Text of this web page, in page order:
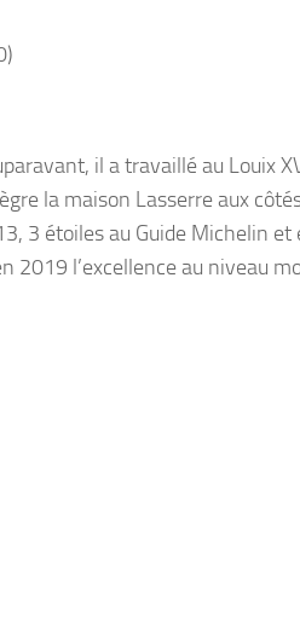
il a travaillé au Louix
la maison Lasserre aux
3 étoiles au Guide Michelin et
2019 l’excellence au niveau